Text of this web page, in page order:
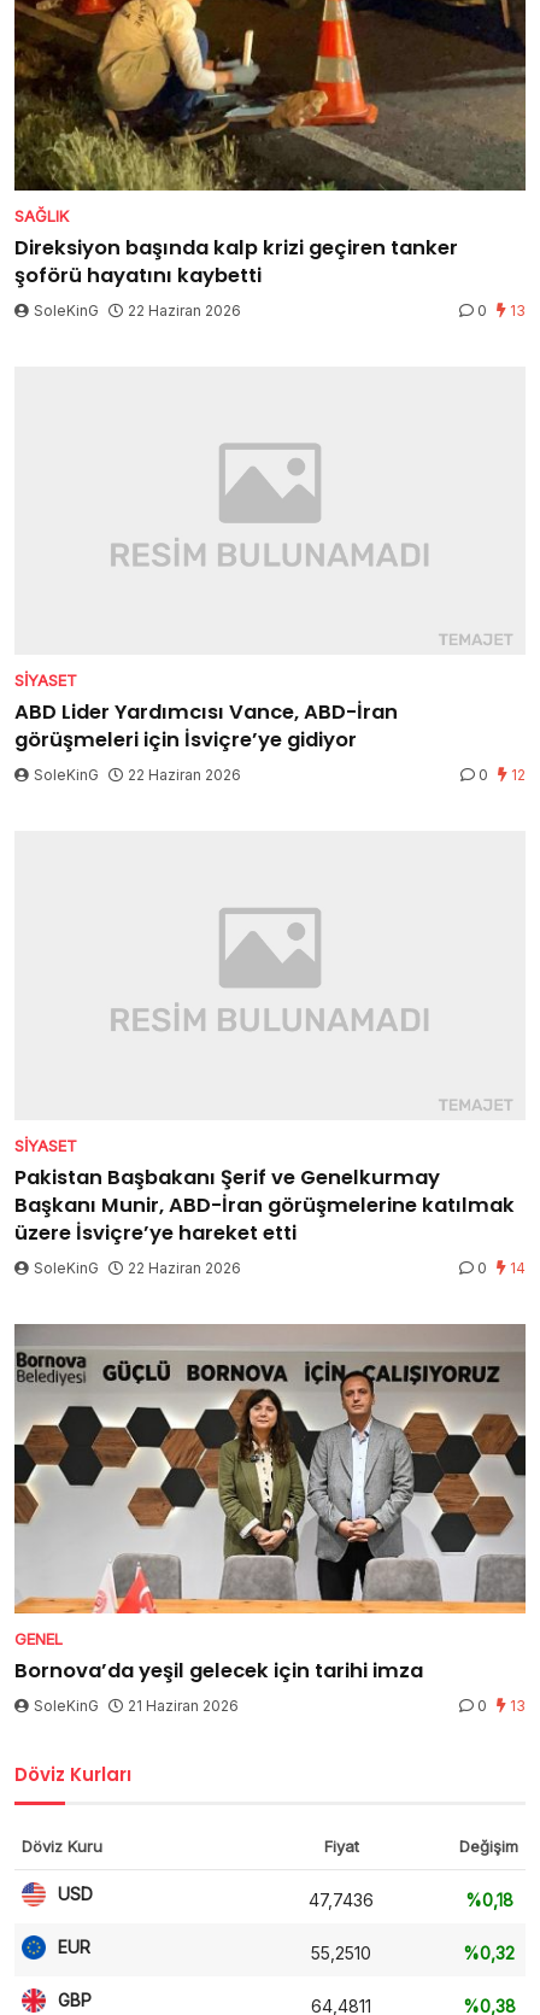
SAĞLIK
Direksiyon başında kalp krizi geçiren tanker
şoförü hayatını kaybetti
SoleKinG 22 Haziran 2026 0 13
SIYASET
ABD Lider Yardımcısı Vance, ABD-İran
görüşmeleri için İsviçre’ye gidiyor
SoleKinG 22 Haziran 2026 0 12
SIYASET
Pakistan Başbakanı Şerif ve Genelkurmay
Başkanı Munir, ABD-İran görüşmelerine katılmak
üzere İsviçre’ye hareket etti
SoleKinG 22 Haziran 2026 0 14
GENEL
Bornova’da yeşil gelecek için tarihi imza
SoleKinG 21 Haziran 2026 0 13
Döviz Kurları
Döviz Kuru Fiyat Değişim
USD 47,7436 %0,18
EUR 55,2510 %0,32
GBP 64,4811 %0,38